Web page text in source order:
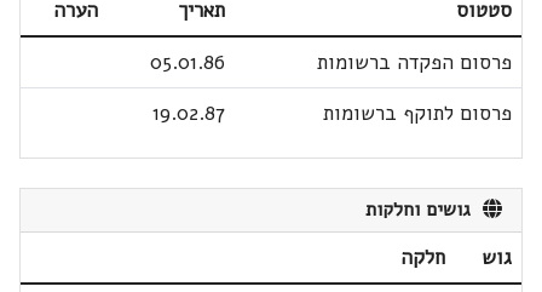
סטטוס תאריך
הערה
פרסום הפקדה ברשומות
05.01.86
פרסום לתוקף ברשומות
19.02.87
גושים וחלקות
גוש
חלקה